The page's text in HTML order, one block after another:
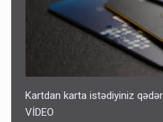
Kartdan karta istədiyiniz
VİDEO